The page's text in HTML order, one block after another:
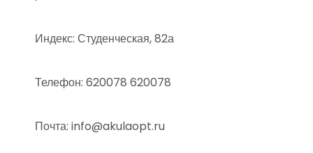
Индекс: Студенческая, 82а
Телефон: 620078 620078
Почта: info@akulaopt.ru